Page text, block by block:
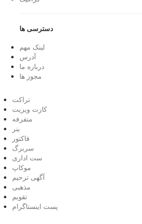
دسترسی ها
لینک مهم
آدرس
درباره ما
مجوز ها
تراکت
کارت ویزیت
متفرفه
بنر
فاکتور
سربرگ
ست اداری
موکاپ
آگهی ترحیم
مذهبی
تقویم
پست اینستاگرام